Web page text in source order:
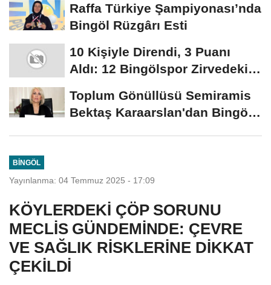
Raffa Türkiye Şampiyonası’nda
Bingöl Rüzgârı Esti
10 Kişiyle Direndi, 3 Puanı
Aldı: 12 Bingölspor Zirvedeki
Toplum Gönüllüsü Semiramis
Bektaş Karaarslan'dan Bingöl
BINGÖL
Yayınlanma: 04 Temmuz 2025 - 17:09
KÖYLERDEKİ ÇÖP SORUNU
MECLİS GÜNDEMİNDE: ÇEVRE
VE SAĞLIK RİSKLERİNE DİKKAT
ÇEKİLDİ